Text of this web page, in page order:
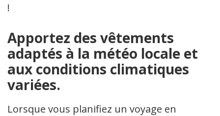
!
Apportez des vêtements
adaptés à la météo locale et
aux conditions climatiques
variées.
Lorsque vous planifiez un voyage en